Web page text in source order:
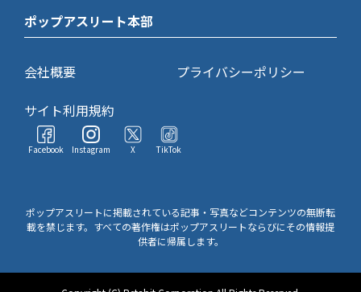
ポップアスリート本部
会社概要
プライバシーポリシー
サイト利用規約
Facebook Instagram X TikTok
ポップアスリートに掲載されている記事・写真などコンテンツの無断転
載を禁じます。すべての著作権はポップアスリートならびにその情報提
供者に帰属します。